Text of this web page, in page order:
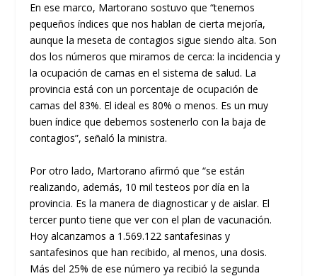
En ese marco, Martorano sostuvo que “tenemos
pequeños índices que nos hablan de cierta mejoría,
aunque la meseta de contagios sigue siendo alta. Son
dos los números que miramos de cerca: la incidencia y
la ocupación de camas en el sistema de salud. La
provincia está con un porcentaje de ocupación de
camas del 83%. El ideal es 80% o menos. Es un muy
buen índice que debemos sostenerlo con la baja de
contagios”, señaló la ministra.
Por otro lado, Martorano afirmó que “se están
realizando, además, 10 mil testeos por día en la
provincia. Es la manera de diagnosticar y de aislar. El
tercer punto tiene que ver con el plan de vacunación.
Hoy alcanzamos a 1.569.122 santafesinas y
santafesinos que han recibido, al menos, una dosis.
Más del 25% de ese número ya recibió la segunda